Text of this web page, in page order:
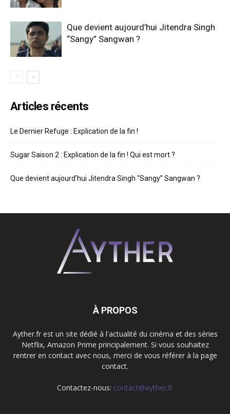
Que devient aujourd’hui Jitendra Singh
“Sangy” Sangwan ?
Articles récents
Le Dernier Refuge : Explication de la fin !
Sugar Saison 2 : Explication de la fin ! Qui est mort ?
Que devient aujourd’hui Jitendra Singh “Sangy” Sangwan ?
À PROPOS
Ayther.fr est un site dédié à l'actualité du cinéma et des séries
Netflix, Amazon Prime principalement. Si vous souhaitez
rentrer en contact avec nous, merci de vous référer à la page
contact.
Contactez-nous: contact@ayther.fr